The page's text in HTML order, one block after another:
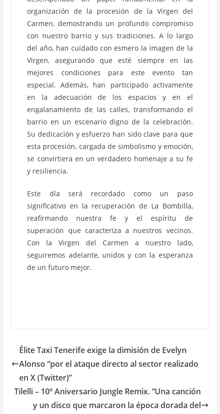
organización de la procesión de la Virgen del
Carmen, demostrando un profundo compromiso
con nuestro barrio y sus tradiciones. A lo largo
del año, han cuidado con esmero la imagen de la
Virgen, asegurando que esté siempre en las
mejores condiciones para este evento tan
especial. Además, han participado activamente
en la adecuación de los espacios y en el
engalanamiento de las calles, transformando el
barrio en un escenario digno de la celebración.
Su dedicación y esfuerzo han sido clave para que
esta procesión, cargada de simbolismo y emoción,
se convirtiera en un verdadero homenaje a su fe
y resiliencia.
Este día será recordado como un paso
significativo en la recuperación de La Bombilla,
reafirmando nuestra fe y el espíritu de
superación que caracteriza a nuestros vecinos.
Con la Virgen del Carmen a nuestro lado,
seguiremos adelante, unidos y con la esperanza
de un futuro mejor.
Élite Taxi Tenerife exige la dimisión de Evelyn
Alonso “por el ataque directo al sector realizado
en X (Twitter)”
Tilelli – 10º Aniversario Jungle Remix. “Una canción
y un disco que marcaron la época dorada del